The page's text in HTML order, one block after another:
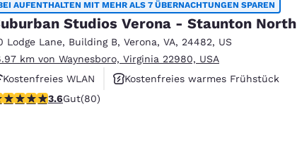
AUFENTHALTEN MIT MEHR ALS 7 ÜBERNACHTUNGEN SPAREN
Studios Verona - Staunton North
Lodge Lane, Building B, Verona, VA, 24482, US
km von Waynesboro, Virginia 22980, USA
Kostenfreies WLAN
Kostenfreies warmes Frühstück
Haustierfreundlich
Sterne-Bewertung. Gut. 80 Bewertungen
3.6Gut(80)